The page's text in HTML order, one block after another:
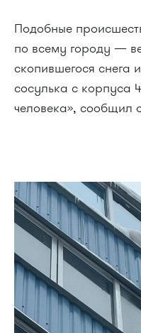
Подобные
по всему городу —
скопившегося снега
сосулька с корпуса
человека», сообщил